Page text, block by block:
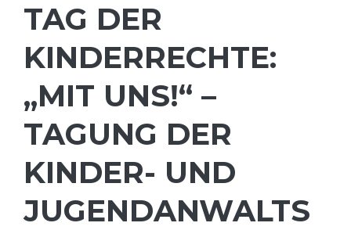
TAG DER
KINDERRECHTE:
„MIT UNS!“ –
TAGUNG DER
KINDER- UND
JUGENDANWALTS